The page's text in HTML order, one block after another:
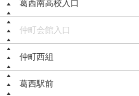
葛西南高校入口
仲町会館入口
仲町西組
葛西駅前